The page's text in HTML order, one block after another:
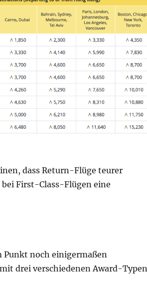
dass Return-Flüge teurer
First-Class-Flügen eine
Punkt noch einigermaßen
drei verschiedenen Award-Typen